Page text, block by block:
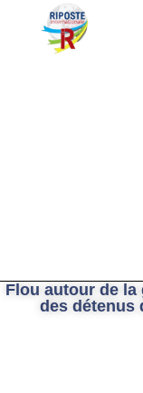
Flou autour de
des détenus